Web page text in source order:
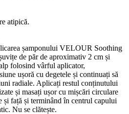
atipică.
șamponului VELOUR Soothing
de păr de aproximativ 2 cm și
folosind vârful aplicator,
ușoră cu degetele și continuați să
radiale. Aplicați restul conținutului
și masați ușor cu mișcări circulare
și față și terminând în centrul capului
Nu se clătește.